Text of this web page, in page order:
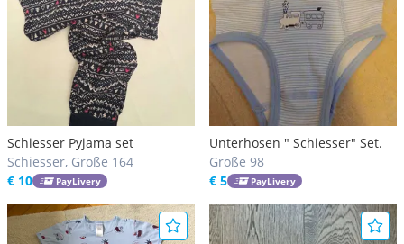
Schiesser Pyjama set
Schiesser, Größe 164
€ 10
PayLivery
Unterhosen " Schiesser" Set.
Größe 98
€ 5
PayLivery